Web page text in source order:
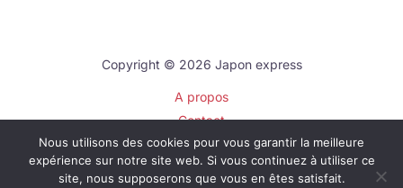
Copyright © 2026 Japon express
A propos
Contact
Plan du site
Mentions légales
Nous utilisons des cookies pour vous garantir la meilleure
expérience sur notre site web. Si vous continuez à utiliser ce
site, nous supposerons que vous en êtes satisfait.